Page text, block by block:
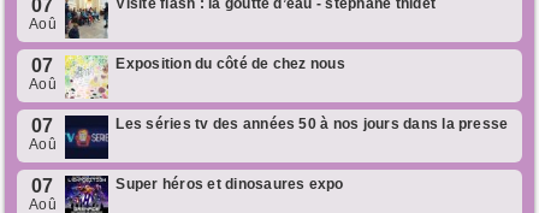
07
Aoû
Visite flash : la goutte d’eau - stéphane thidet
07
Aoû
Exposition du côté de chez nous
07
Aoû
Les séries tv des années 50 à nos jours dans la presse
07
Aoû
Super héros et dinosaures expo